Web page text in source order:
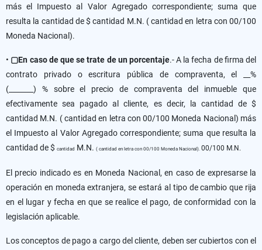
más el Impuesto al Valor Agregado correspondiente; suma que
resulta la cantidad de $ cantidad M.N. ( cantidad en letra con 00/100
Moneda Nacional).
• ▢En caso de que se trate de un porcentaje.- A la fecha de firma del
contrato privado o escritura pública de compraventa, el __%
(_______) % sobre el precio de compraventa del inmueble que
efectivamente sea pagado al cliente, es decir, la cantidad de $
cantidad M.N. ( cantidad en letra con 00/100 Moneda Nacional) más
el Impuesto al Valor Agregado correspondiente; suma que resulta la
cantidad de $ cantidad M.N. ( cantidad en letra con 00/100 Moneda Nacional). 00/100 M.N.
El precio indicado es en Moneda Nacional, en caso de expresarse la
operación en moneda extranjera, se estará al tipo de cambio que rija
en el lugar y fecha en que se realice el pago, de conformidad con la
legislación aplicable.
Los conceptos de pago a cargo del cliente, deben ser cubiertos con el